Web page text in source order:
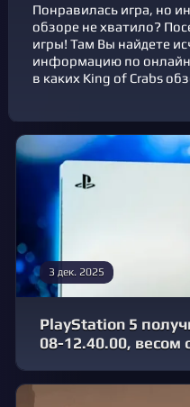
Понравилась игра, но
обзоре не хватило?
игры! Там Вы найдете
информацию по онлайн
в каких King of Crabs
3 дек. 2025
PlayStation 5
08-12.40.00, весом